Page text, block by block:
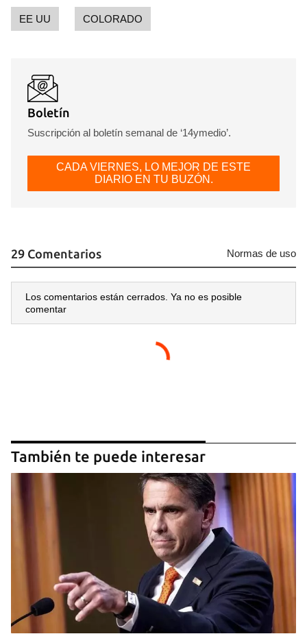
EE UU COLORADO
Boletín
Suscripción al boletín semanal de ‘14ymedio’.
CADA VIERNES, LO MEJOR DE ESTE
DIARIO EN TU BUZÓN.
29 Comentarios Normas de uso
Los comentarios están cerrados. Ya no es posible
comentar
También te puede interesar